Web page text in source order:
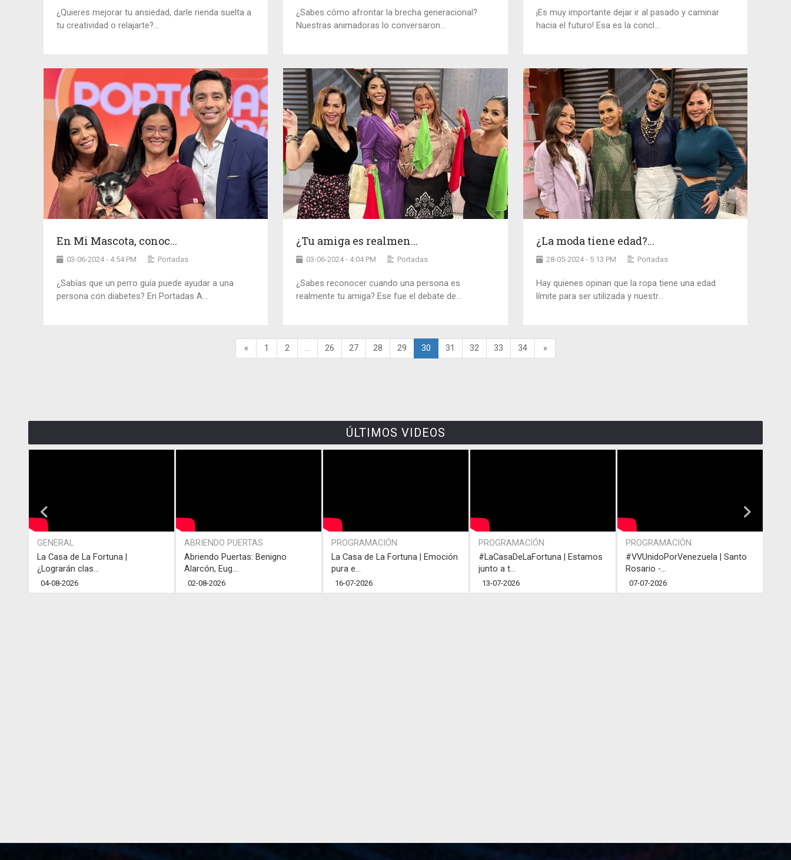
¿Quieres mejorar tu ansiedad, darle rienda suelta a
tu creatividad o relajarte?...
¿Sabes cómo afrontar la brecha generacional?
Nuestras animadoras lo conversaron...
¡Es muy importante dejar ir al pasado y caminar
hacia el futuro! Esa es la concl...
En Mi Mascota, conoc...
03-06-2024 - 4:54 PM Portadas
¿Sabías que un perro guía puede ayudar a una
persona con diabetes? En Portadas A...
¿Tu amiga es realmen...
03-06-2024 - 4:04 PM Portadas
¿Sabes reconocer cuando una persona es
realmente tu amiga? Ese fue el debate de...
¿La moda tiene edad?...
28-05-2024 - 5:13 PM Portadas
Hay quienes opinan que la ropa tiene una edad
límite para ser utilizada y nuestr...
« 1 2 ... 26 27 28 29 30 31 32 33 34 »
ÚLTIMOS VIDEOS
GENERAL
La Casa de La Fortuna |
¿Lograrán clas...
04-08-2026
ABRIENDO PUERTAS
Abriendo Puertas: Benigno
Alarcón, Eug...
02-08-2026
PROGRAMACIÓN
La Casa de La Fortuna | Emoción
pura e...
16-07-2026
PROGRAMACIÓN
#LaCasaDeLaFortuna | Estamos
junto a t...
13-07-2026
PROGRAMACIÓN
#VVUnidoPorVenezuela | Santo
Rosario -...
07-07-2026